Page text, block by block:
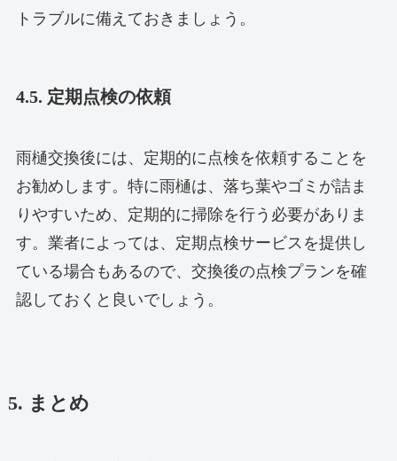
トラブルに備えておきましょう。
4.5. 定期点検の依頼
雨樋交換後には、定期的に点検を依頼することを
お勧めします。特に雨樋は、落ち葉やゴミが詰ま
りやすいため、定期的に掃除を行う必要がありま
す。業者によっては、定期点検サービスを提供し
ている場合もあるので、交換後の点検プランを確
認しておくと良いでしょう。
5. まとめ